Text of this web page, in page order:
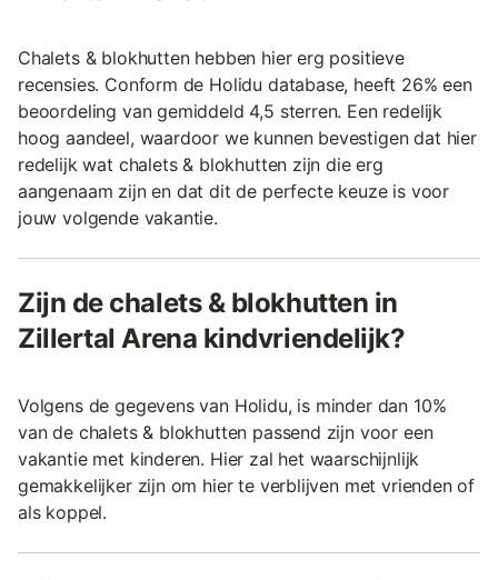
Chalets & blokhutten hebben hier erg positieve
recensies. Conform de Holidu database, heeft 26% een
beoordeling van gemiddeld 4,5 sterren. Een redelijk
hoog aandeel, waardoor we kunnen bevestigen dat hier
redelijk wat chalets & blokhutten zijn die erg
aangenaam zijn en dat dit de perfecte keuze is voor
jouw volgende vakantie.
Zijn de chalets & blokhutten in
Zillertal Arena kindvriendelijk?
Volgens de gegevens van Holidu, is minder dan 10%
van de chalets & blokhutten passend zijn voor een
vakantie met kinderen. Hier zal het waarschijnlijk
gemakkelijker zijn om hier te verblijven met vrienden of
als koppel.